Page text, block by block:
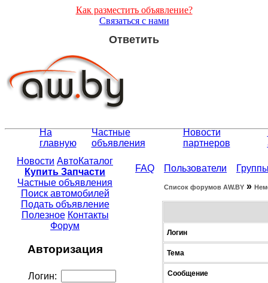
Как разместить объявление?
Связаться с нами
Ответить
На
главную
Частные
объявления
Новости
партнеров
Новости АвтоКаталог
Купить Запчасти
Частные объявления
Поиск автомобилей
Подать объявление
Полезное Контакты
Форум
Авторизация
Логин:
FAQ Пользователи
Список форумов АW.BY »
Логин
Тема
Сообщение